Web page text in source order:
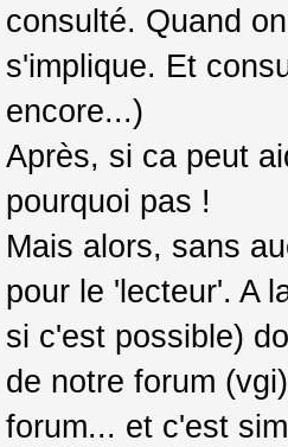
consulté. Quand
s'implique. Et
encore...)
Après, si ca peut
pourquoi pas !
Mais alors, sans
pour le 'lecteur'. A
si c'est possible)
de notre forum
forum... et c'est